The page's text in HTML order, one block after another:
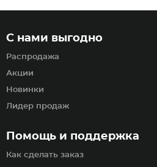
Помощь и поддержка
Как сделать заказ
С нами выгодно
Распродажа
Акции
Новинки
Лидер продаж